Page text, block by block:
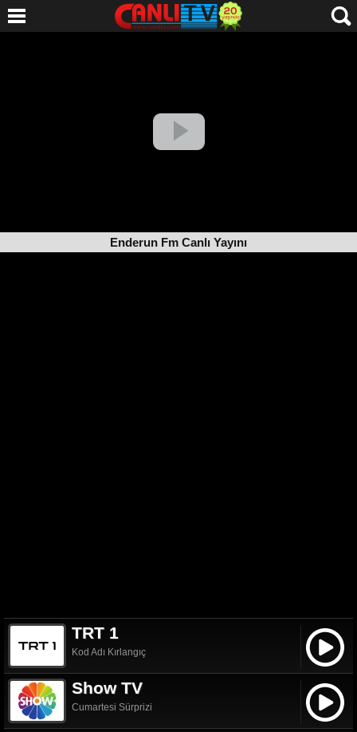
Enderun Fm Canlı Yayını
TRT 1
Kod Adı Kırlangıç
Show TV
Cumartesi Sürprizi